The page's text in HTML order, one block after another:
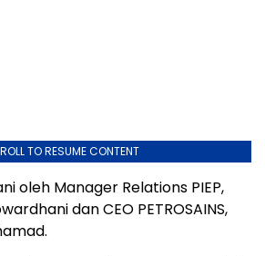
TO RESUME CONTENT
oleh Manager Relations PIEP,
dan CEO PETROSAINS,